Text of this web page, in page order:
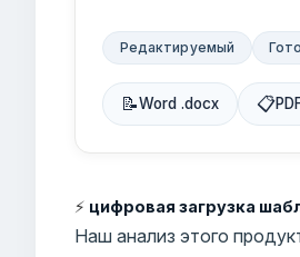
Редактируемый
📝Word .docx 📋
⚡ цифровая загрузка
Наш анализ этого